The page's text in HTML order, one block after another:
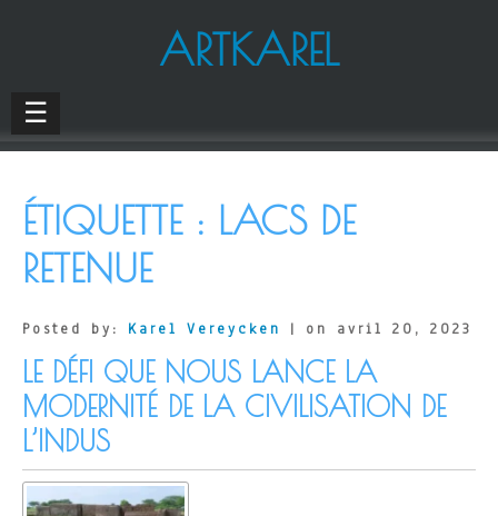
ARTKAREL
☰
ÉTIQUETTE : LACS DE
RETENUE
Posted by: Karel Vereycken | on avril 20, 2023
LE DÉFI QUE NOUS LANCE LA
MODERNITÉ DE LA CIVILISATION DE
L’INDUS